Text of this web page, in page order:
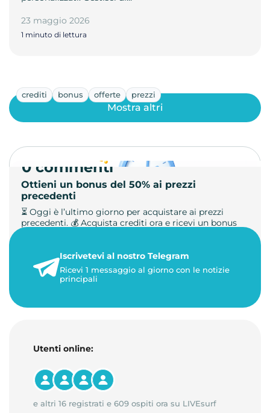
23 maggio 2026
1 minuto di lettura
crediti bonus offerte prezzi
Ottieni un bonus del 50% ai prezzi
precedenti
⏳ Oggi è l’ultimo giorno per acquistare ai prezzi
precedenti. 💰 Acquista crediti ora e ricevi un bonus
23 maggio 2026
1 minuto di lettura
Mostra altri
0 commenti
Iscrivetevi al nostro Telegram
Ricevi 1 messaggio al giorno con le notizie
principali
Utenti online:
e altri 16 registrati e 609 ospiti ora su LIVEsurf